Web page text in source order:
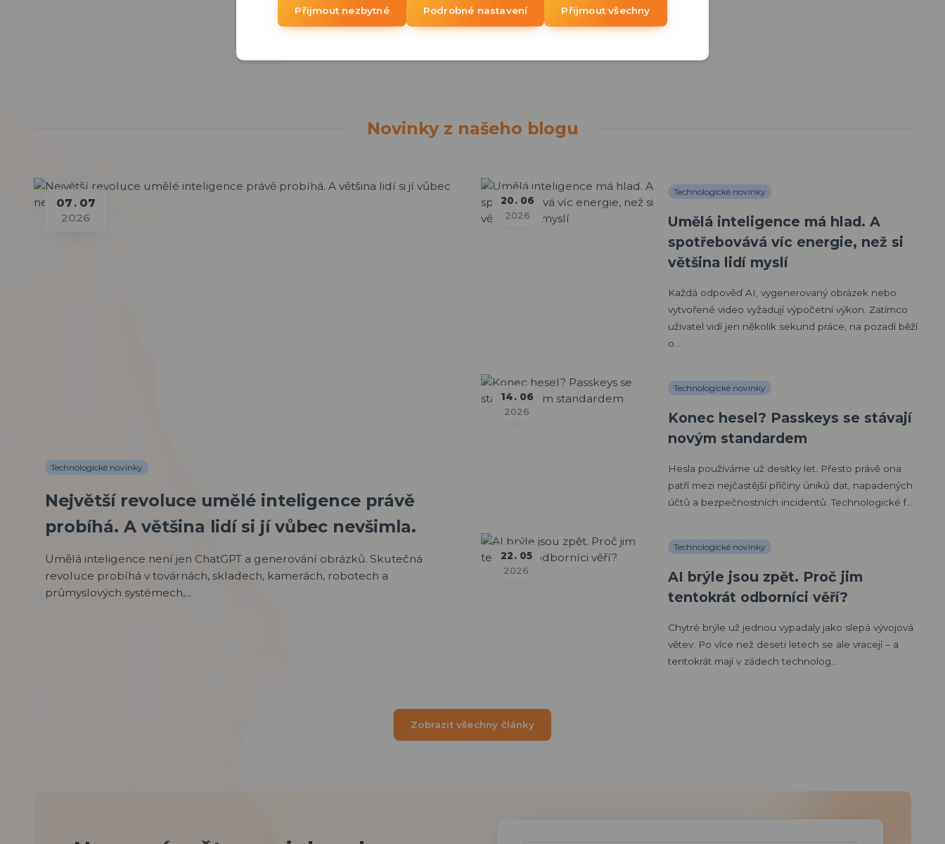
Novinky z našeho blogu
07
07
2026
Technologické novinky
Největší revoluce umělé inteligence právě
probíhá. A většina lidí si jí vůbec nevšimla.
Umělá inteligence není jen ChatGPT a generování obrázků. Skutečná
revoluce probíhá v továrnách, skladech, kamerách, robotech a
průmyslových systémech,...
20
06
2026
Technologické novinky
Umělá inteligence má hlad. A
spotřebovává víc energie, než si
většina lidí myslí
Každá odpověď AI, vygenerovaný obrázek nebo
vytvořené video vyžadují výpočetní výkon. Zatímco
uživatel vidí jen několik sekund práce, na pozadí běží
o...
14
06
2026
Technologické novinky
Konec hesel? Passkeys se stávají
novým standardem
Hesla používáme už desítky let. Přesto právě ona
patří mezi nejčastější příčiny úniků dat, napadených
účtů a bezpečnostních incidentů. Technologické f...
22
05
2026
Technologické novinky
AI brýle jsou zpět. Proč jim
tentokrát odborníci věří?
Chytré brýle už jednou vypadaly jako slepá vývojová
větev. Po více než deseti letech se ale vracejí – a
tentokrát mají v zádech technolog...
Zobrazit všechny články
Přijmout nezbytné Podrobné nastavení Přijmout všechny